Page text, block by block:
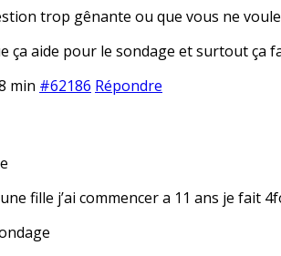
trop gênante ou que vous ne
ça aide pour le sondage et surtout
min #62186 Répondre
une fille j’ai commencer a 11 ans je